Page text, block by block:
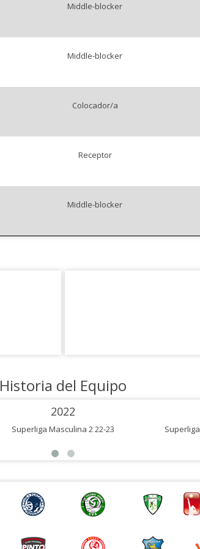
Middle-blocker
Middle-blocker
Colocador/a
Receptor
Middle-blocker
Historia del Equipo
2022
Superliga Masculina 2 22-23